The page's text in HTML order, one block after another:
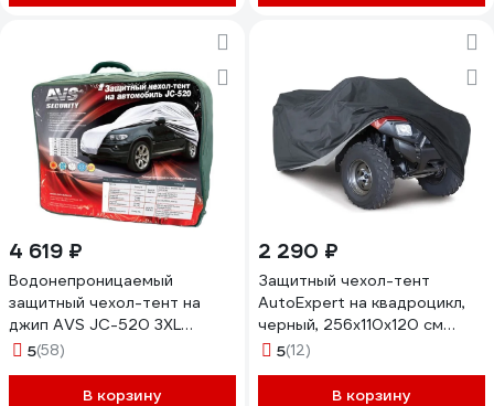
4 619 ₽
Водонепроницаемый
защитный чехол-тент на
джип AVS JC-520 3XL
533х196х152см 43425
5(58)
В корзину
2 290 ₽
Защитный чехол-тент
AutoExpert на квадроцикл,
черный, 256x110x120 см
P256-Black
5(12)
В корзину